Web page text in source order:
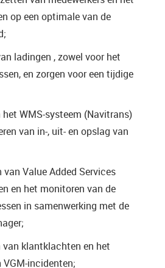
op een optimale van de
ladingen , zowel voor het
en zorgen voor een tijdige
WMS-systeem (Navitrans)
van in-, uit- en opslag van
van Value Added Services
en het monitoren van de
in samenwerking met de
van klantklachten en het
incidenten;